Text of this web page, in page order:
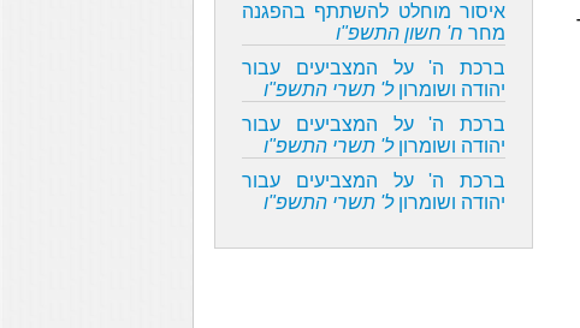
איסור מוחלט להשתתף בהפגנה
מחר ח' חשון התשפ"ו
ברכת ה' על המצביעים עבור
יהודה ושומרון ל' תשרי התשפ"ו
ברכת ה' על המצביעים עבור
יהודה ושומרון ל' תשרי התשפ"ו
ברכת ה' על המצביעים עבור
יהודה ושומרון ל' תשרי התשפ"ו